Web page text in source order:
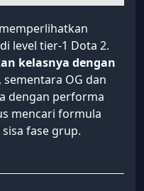
level tier-1 Dota 2.
kelasnya dengan
, sementara OG dan
dengan performa
mencari formula
fase grup.